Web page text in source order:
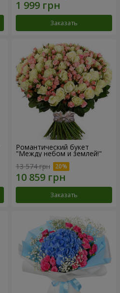
Заказать
Романтический букет
"Между небом и землей!"
13 574 грн
Заказать